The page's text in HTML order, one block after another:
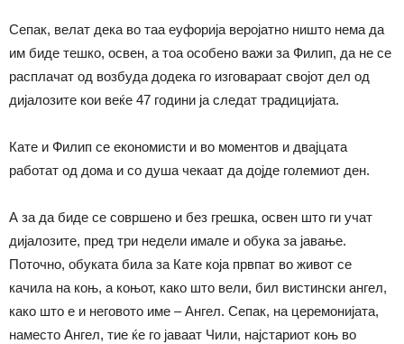
Сепак, велат дека во таа еуфорија веројатно ништо нема да
им биде тешко, освен, а тоа особено важи за Филип, да не се
расплачат од возбуда додека го изговараат својот дел од
дијалозите кои веќе 47 години ја следат традицијата.
Кате и Филип се економисти и во моментов и двајцата
работат од дома и со душа чекаат да дојде големиот ден.
А за да биде се совршено и без грешка, освен што ги учат
дијалозите, пред три недели имале и обука за јавање.
Поточно, обуката била за Кате која првпат во живот се
качила на коњ, а коњот, како што вели, бил вистински ангел,
како што е и неговото име – Ангел. Сепак, на церемонијата,
наместо Ангел, тие ќе го јаваат Чили, најстариот коњ во